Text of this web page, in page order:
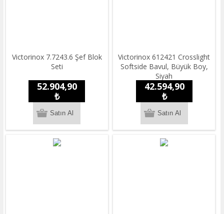
Victorinox 7.7243.6 Şef Blok
Seti
52.904,90
₺
Victorinox 612421 Crosslight
Softside Bavul, Büyük Boy,
Siyah
42.594,90
₺